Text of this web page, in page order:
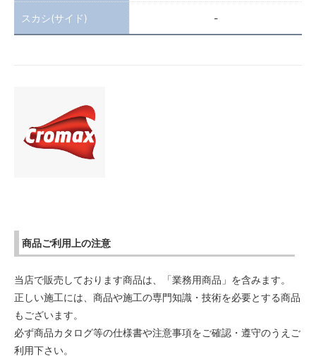
スカシ(サイド) -
商品ご利用上の注意
当店で販売しております商品は、「業務用商品」を含みます。
正しい施工には、商品や施工の専門知識・技術を必要とする商品
もございます。
必ず商品カタログ等の仕様書や注意事項をご確認・遵守のうえご
利用下さい。